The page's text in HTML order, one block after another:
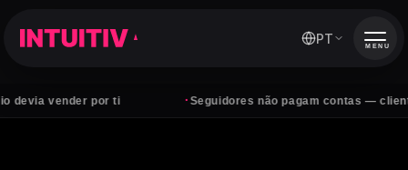
por ti Seguidores não pagam contas — clientes sim
PT MENU